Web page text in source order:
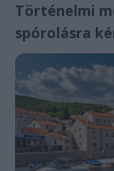
Történelmi
spórolásra